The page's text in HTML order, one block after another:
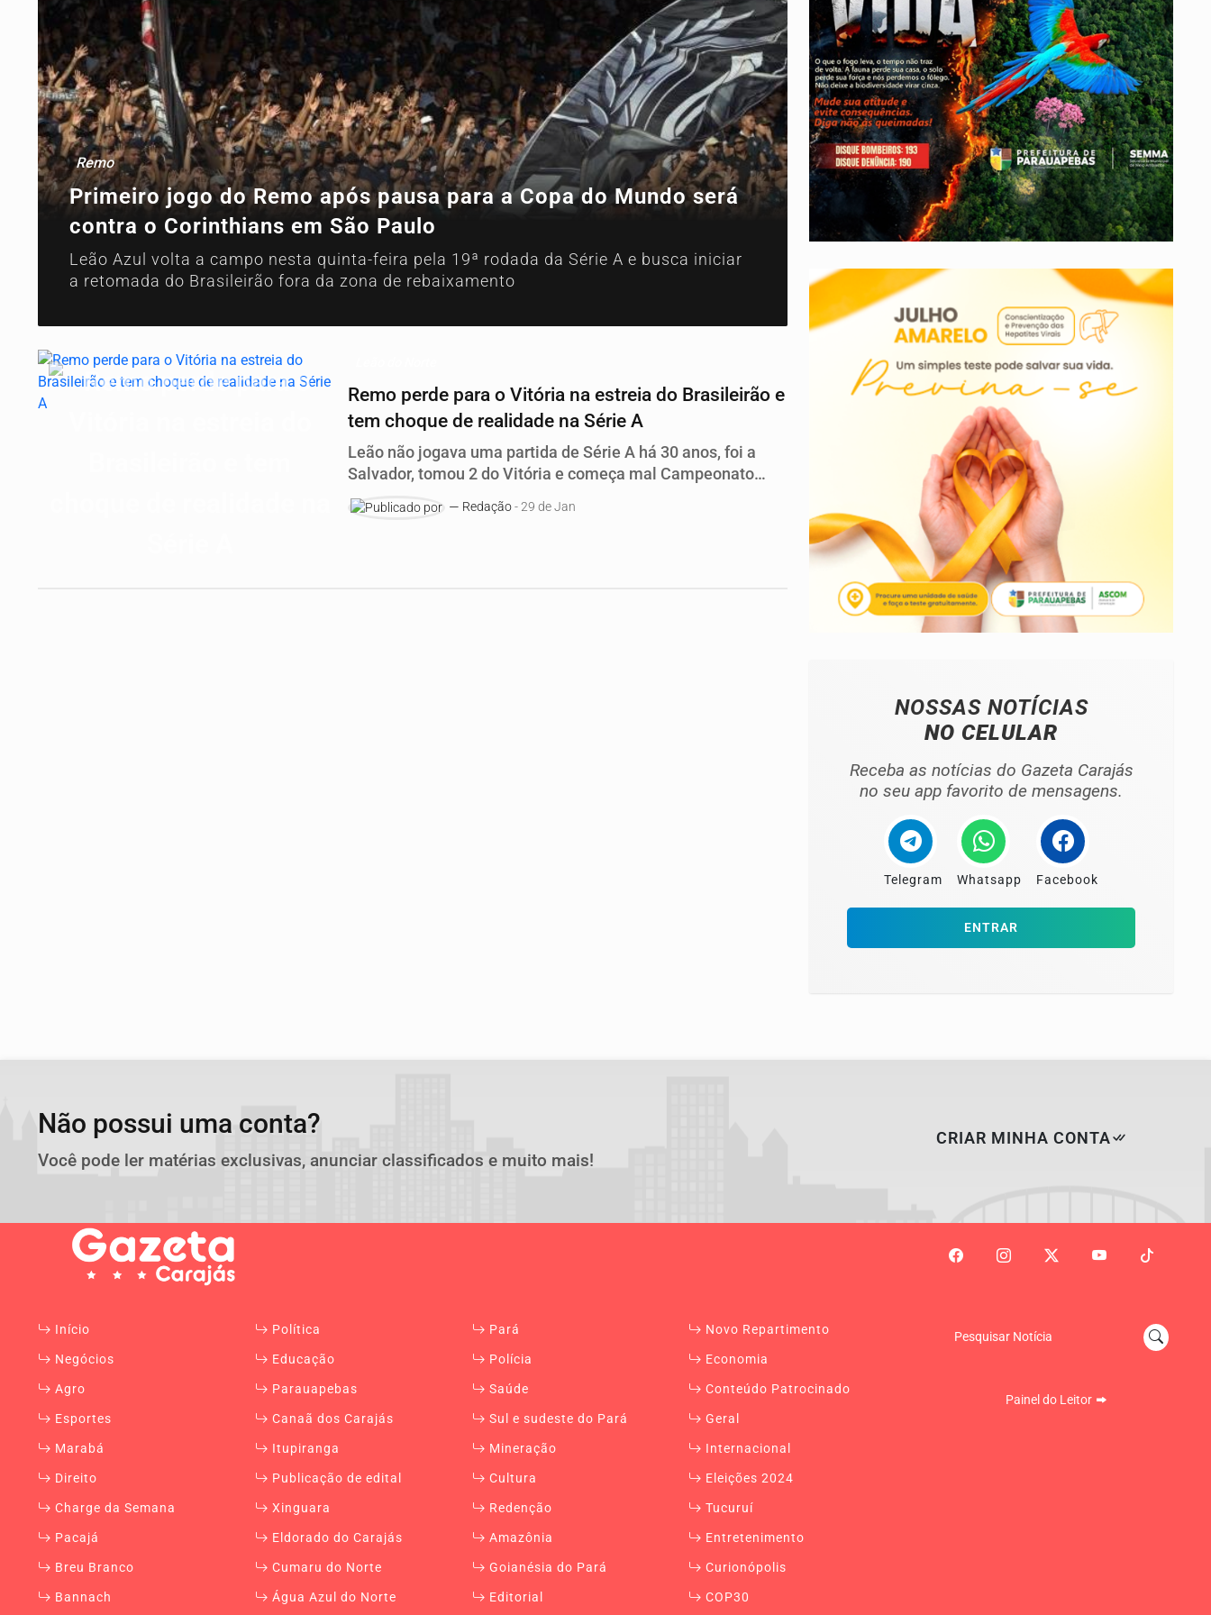
Remo
Primeiro jogo do Remo após pausa para a Copa do Mundo será
contra o Corinthians em São Paulo
Leão Azul volta a campo nesta quinta-feira pela 19ª rodada da Série A e busca iniciar
a retomada do Brasileirão fora da zona de rebaixamento
Remo perde para o Vitória na estreia do Brasileirão e
tem choque de realidade na Série A
Leão não jogava uma partida de Série A há 30 anos, foi a
Salvador, tomou 2 do Vitória e começa mal Campeonato
Brasileiro
Redação- 29 de Jan
NOSSAS NOTÍCIAS
NO CELULAR
Receba as notícias do Gazeta Carajás
no seu app favorito de mensagens.
Telegram Whatsapp Facebook
ENTRAR
Não possui uma conta?
Você pode ler matérias exclusivas, anunciar classificados e muito mais!
CRIAR MINHA CONTA
Início Política Pará
Novo Repartimento
Negócios
Educação Polícia
Economia
Agro
Parauapebas Saúde
Conteúdo Patrocinado
Esportes
Canaã dos Carajás Sul e sudeste do Pará
Geral
Marabá
Itupiranga Mineração
Internacional
Direito
Publicação de edital Cultura
Eleições 2024
Charge da Semana
Xinguara Redenção
Tucuruí
Pacajá
Eldorado do Carajás Amazônia
Entretenimento
Breu Branco
Cumaru do Norte Goianésia do Pará
Curionópolis
Bannach
Água Azul do Norte Editorial COP30
Pesquisar Notícia
Painel do Leitor